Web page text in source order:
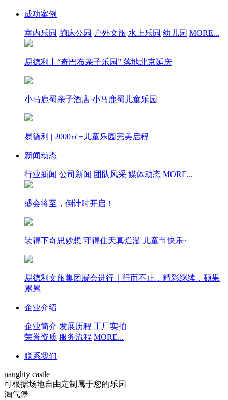
成功案例
室内乐园 蹦床公园 户外文旅 水上乐园 幼儿园 MORE...
易德利丨“奇巴布亲子乐园” 落地北京延庆
小马鹿蜀亲子酒店·小马鹿蜀儿童乐园
易德利 | 2000㎡+儿童乐园完美启程
新闻动态
行业新闻 公司新闻 团队风采 媒体动态 MORE...
盛会将至，倒计时开启！
装得下奇思妙想 守得住天真烂漫 儿童节快乐~
易德利文旅集团展会进行｜行而不止，精彩继续，硕果
累累
企业介绍
企业简介 发展历程 工厂实拍
荣誉资质 服务流程 MORE...
联系我们
naughty castle
可根据场地自由定制属于您的乐园
淘气堡